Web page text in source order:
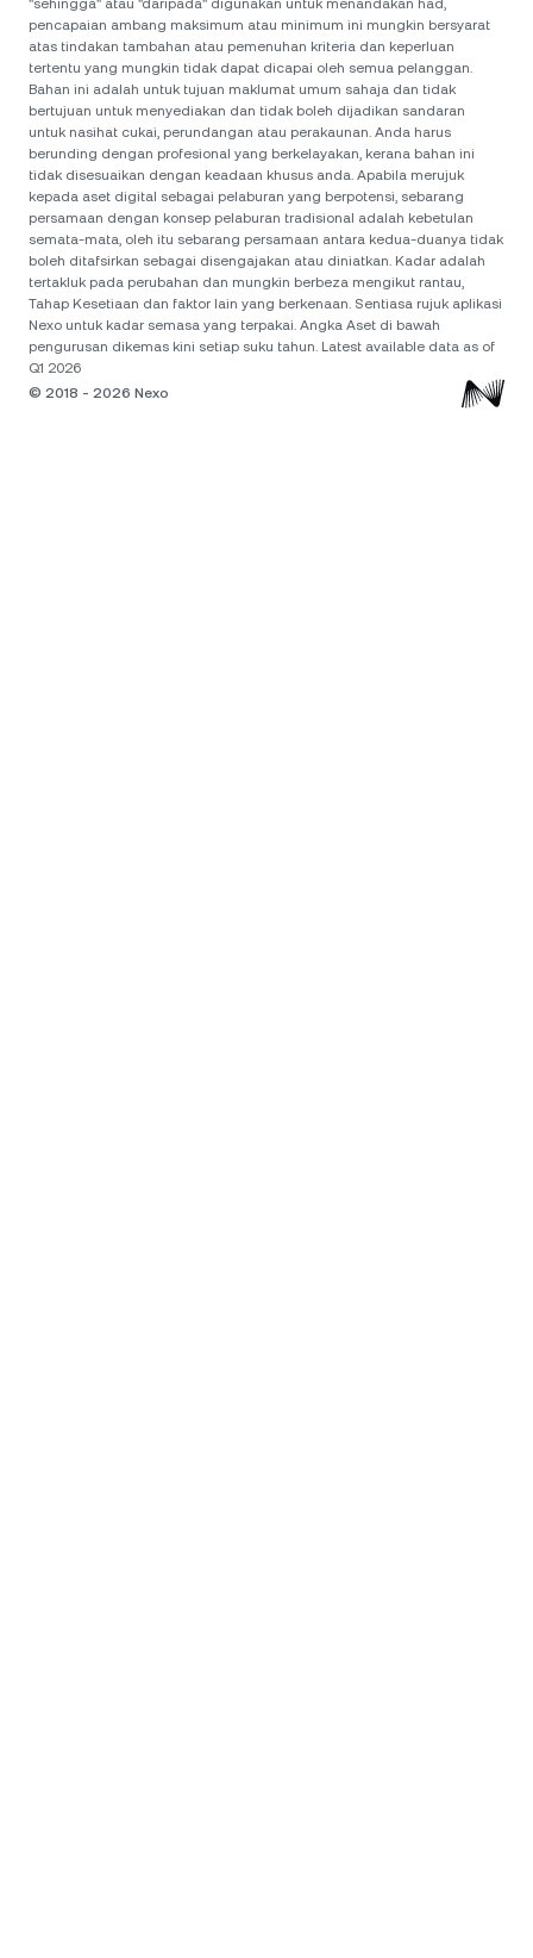
"sehingga" atau "daripada" digunakan untuk menandakan had,
pencapaian ambang maksimum atau minimum ini mungkin bersyarat
atas tindakan tambahan atau pemenuhan kriteria dan keperluan
tertentu yang mungkin tidak dapat dicapai oleh semua pelanggan.
Bahan ini adalah untuk tujuan maklumat umum sahaja dan tidak
bertujuan untuk menyediakan dan tidak boleh dijadikan sandaran
untuk nasihat cukai, perundangan atau perakaunan. Anda harus
berunding dengan profesional yang berkelayakan, kerana bahan ini
tidak disesuaikan dengan keadaan khusus anda. Apabila merujuk
kepada aset digital sebagai pelaburan yang berpotensi, sebarang
persamaan dengan konsep pelaburan tradisional adalah kebetulan
semata-mata, oleh itu sebarang persamaan antara kedua-duanya tidak
boleh ditafsirkan sebagai disengajakan atau diniatkan. Kadar adalah
tertakluk pada perubahan dan mungkin berbeza mengikut rantau,
Tahap Kesetiaan dan faktor lain yang berkenaan. Sentiasa rujuk aplikasi
Nexo untuk kadar semasa yang terpakai. Angka Aset di bawah
pengurusan dikemas kini setiap suku tahun. Latest available data as of
Q1 2026
© 2018 - 2026 Nexo